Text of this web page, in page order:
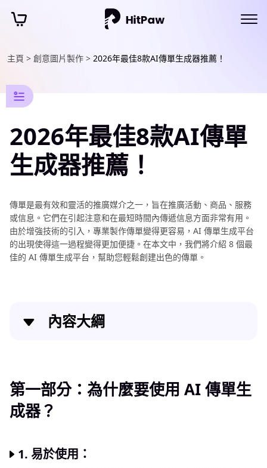
主頁 > 創意圖片製作 > 2026年最佳8款AI傳單生成器推薦！
AI
照
片
添
文
字
到
10
個
為
照
字
具
照
片
亮
AI
2026年最佳8款AI傳單
生成器推薦！
傳單是最有效和靈活的推廣媒介之一，旨在推廣活動、商品、服務
或信息。它們在引起注意和在最短時間內傳遞信息方面非常有用。
由於增強技術的引入，專業製作傳單變得更容易，AI 傳單生成平台
的出現使得這一過程變得更加便捷。在本文中，我們將介紹 8 個最
佳的 AI 傳單生成平台，幫助您輕鬆創建出色的傳單。
內容大綱
第二部分：8 個最佳的 AI 傳單生成器（基於文本或模
板）
第一部分：為什麼要使用 AI 傳單生
成器？
1. 易於使用：